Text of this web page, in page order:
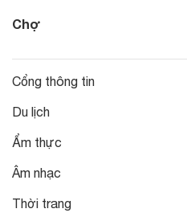
Chợ
Cổng thông tin
Du lịch
Ẩm thực
Âm nhạc
Thời trang